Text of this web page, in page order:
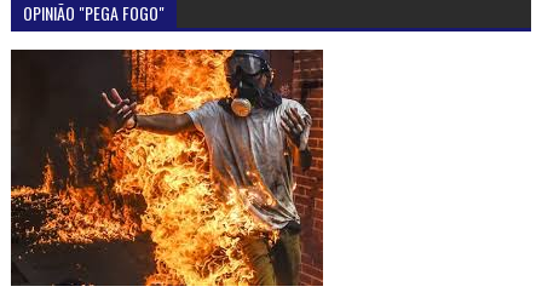
OPINIÃO "PEGA FOGO"